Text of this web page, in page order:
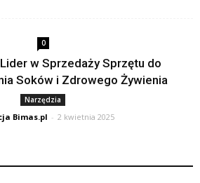
0
w Sprzedaży Sprzętu do
Soków i Zdrowego Żywienia
Narzędzia
Bimas.pl - 2 kwietnia 2025